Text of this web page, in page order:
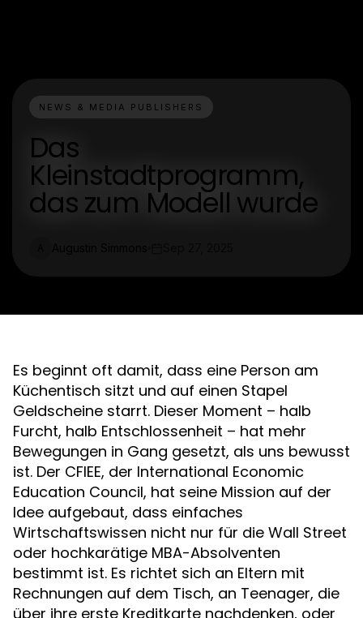
NEWS & MEDIA PUBLISHERS
Das
Kleinstadtprogramm,
das zum Modell wurde
Es beginnt oft damit, dass eine Person am
Küchentisch sitzt und auf einen Stapel
Geldscheine starrt. Dieser Moment – halb
Furcht, halb Entschlossenheit – hat mehr
Bewegungen in Gang gesetzt, als uns bewusst
ist. Der CFIEE, der International Economic
Education Council, hat seine Mission auf der
Idee aufgebaut, dass einfaches
Wirtschaftswissen nicht nur für die Wall Street
oder hochkarätige MBA-Absolventen
bestimmt ist. Es richtet sich an Eltern mit
Rechnungen auf dem Tisch, an Teenager, die
über ihre erste Kreditkarte nachdenken, oder